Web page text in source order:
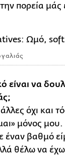
πορεία
είναι να
όχι και
μόνος μου.
έναν βαθμό
θέλω να